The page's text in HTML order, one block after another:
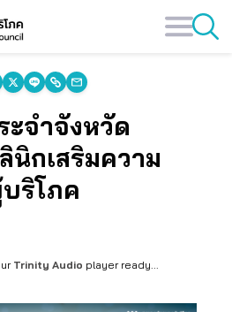
ะจำจังหวัด
นิกเสริมความ
ริโภค
Trinity Audio player ready...